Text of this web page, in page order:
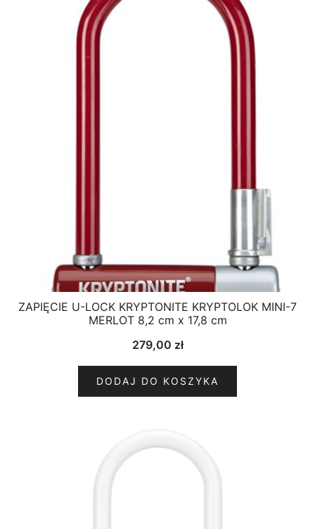
ZAPIĘCIE U-LOCK KRYPTONITE KRYPTOLOK MINI-7
MERLOT 8,2 cm x 17,8 cm
279,00 zł
DODAJ DO KOSZYKA